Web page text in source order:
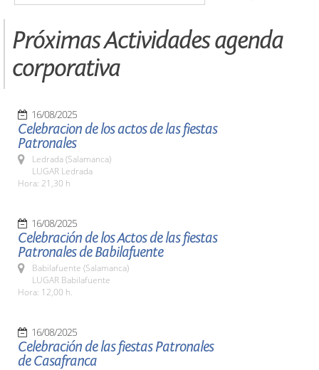
Próximas Actividades agenda
corporativa
16/08/2025
Celebracion de los actos de las fiestas
Patronales
Ledrada (Salamanca)
LUGAR Ledrada
Hora: 21,30 h
16/08/2025
Celebración de los Actos de las fiestas
Patronales de Babilafuente
Babilafuente (Salamanca)
LUGAR Babilafuente
Hora: 12,00 h.
16/08/2025
Celebración de las fiestas Patronales
de Casafranca